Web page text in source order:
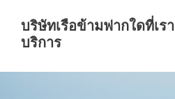
บริษัทเรือข้ามฟากใดที่เร
บริการ